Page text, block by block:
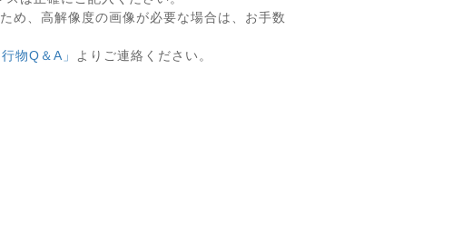
め、高解像度の画像が必要な場合は、お手数
物Q＆A」 よりご連絡ください。